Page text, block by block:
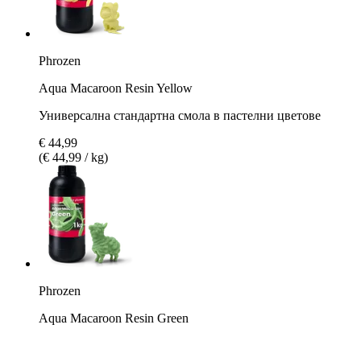
Phrozen
Aqua Macaroon Resin Yellow
Универсална стандартна смола в пастелни цветове
€ 44,99
(€ 44,99 / kg)
Phrozen
Aqua Macaroon Resin Green